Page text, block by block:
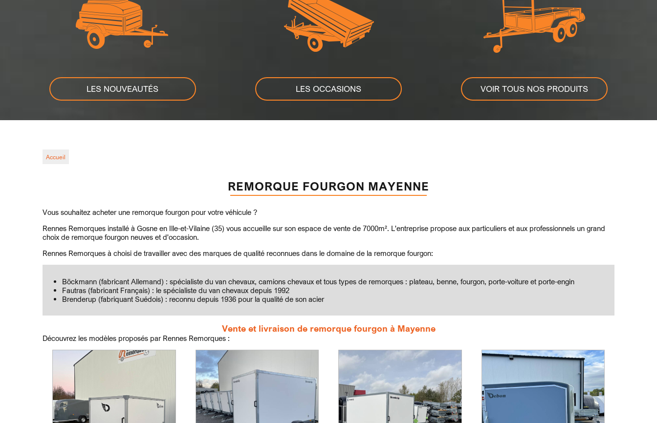
LES NOUVEAUTÉS LES OCCASIONS VOIR TOUS NOS PRODUITS
Accueil
REMORQUE FOURGON MAYENNE
Vous souhaitez acheter une remorque fourgon pour votre véhicule ?
Rennes Remorques installé à Gosne en Ille-et-Vilaine (35) vous accueille sur son espace de vente de 7000m². L'entreprise propose aux particuliers et aux professionnels un grand
choix de remorque fourgon neuves et d'occasion.
Rennes Remorques à choisi de travailler avec des marques de qualité reconnues dans le domaine de la remorque fourgon:
Böckmann (fabricant Allemand) : spécialiste du van chevaux, camions chevaux et tous types de remorques : plateau, benne, fourgon, porte-voiture et porte-engin
Fautras (fabricant Français) : le spécialiste du van chevaux depuis 1992
Brenderup (fabriquant Suédois) : reconnu depuis 1936 pour la qualité de son acier
Vente et livraison de remorque fourgon à Mayenne
Découvrez les modèles proposés par Rennes Remorques :